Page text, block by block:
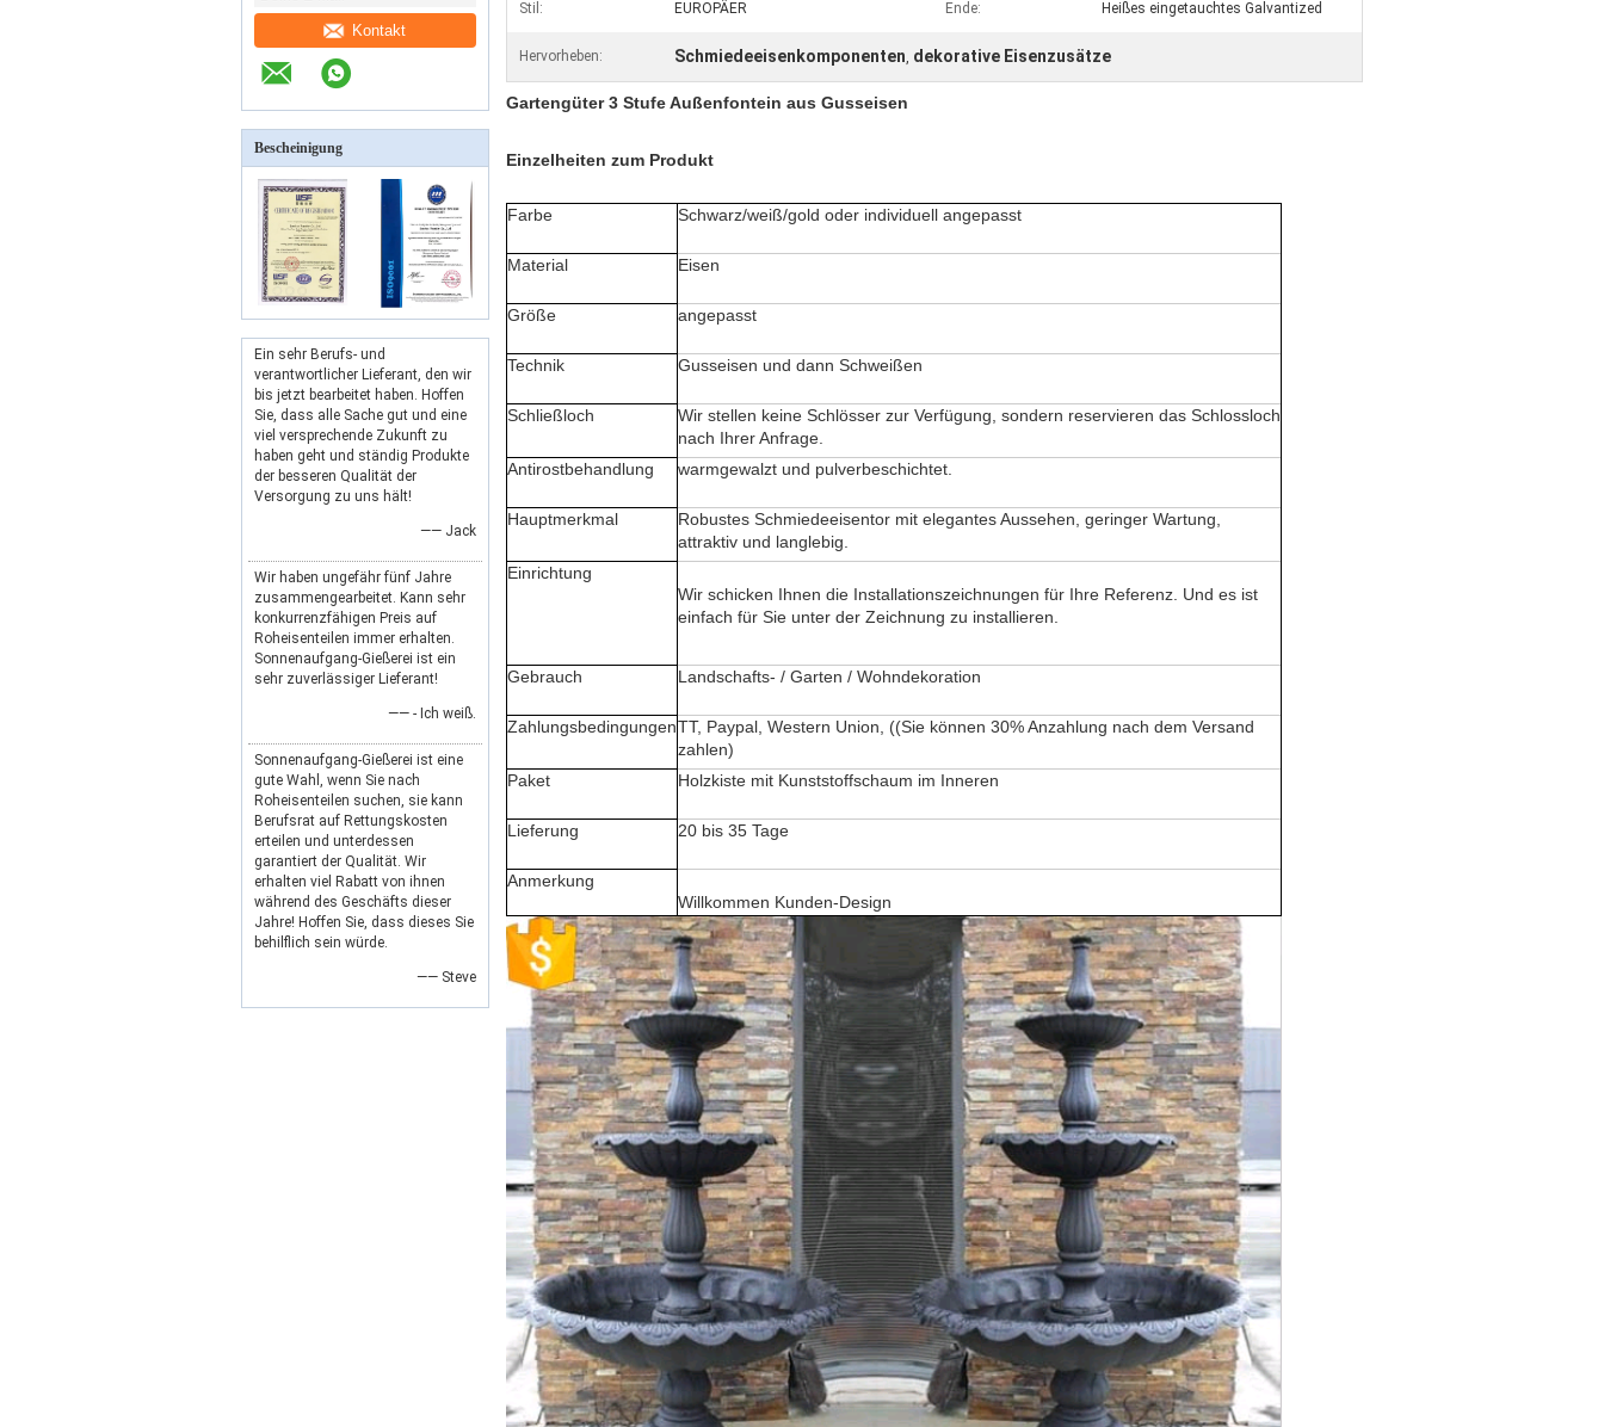
Kontakt
Bescheinigung
Ein sehr Berufs- und
verantwortlicher Lieferant, den wir
bis jetzt bearbeitet haben. Hoffen
Sie, dass alle Sache gut und eine
viel versprechende Zukunft zu
haben geht und ständig Produkte
der besseren Qualität der
Versorgung zu uns hält!
—— Jack
Wir haben ungefähr fünf Jahre
zusammengearbeitet. Kann sehr
konkurrenzfähigen Preis auf
Roheisenteilen immer erhalten.
Sonnenaufgang-Gießerei ist ein
sehr zuverlässiger Lieferant!
—— - Ich weiß.
Sonnenaufgang-Gießerei ist eine
gute Wahl, wenn Sie nach
Roheisenteilen suchen, sie kann
Berufsrat auf Rettungskosten
erteilen und unterdessen
garantiert der Qualität. Wir
erhalten viel Rabatt von ihnen
während des Geschäfts dieser
Jahre! Hoffen Sie, dass dieses Sie
behilflich sein würde.
—— Steve
Stil: EUROPÄER Ende: Heißes eingetauchtes Galvantized
Hervorheben: Schmiedeeisenkomponenten, dekorative Eisenzusätze
Gartengüter 3 Stufe Außenfontein aus Gusseisen
Einzelheiten zum Produkt
Farbe Schwarz/weiß/gold oder individuell angepasst
Material Eisen
Größe angepasst
Technik Gusseisen und dann Schweißen
Schließloch
Wir stellen keine Schlösser zur Verfügung, sondern reservieren das Schlossloch
nach Ihrer Anfrage.
Antirostbehandlung
warmgewalzt und pulverbeschichtet.
Hauptmerkmal
Robustes Schmiedeeisentor mit elegantes Aussehen, geringer Wartung,
attraktiv und langlebig.
Einrichtung
Wir schicken Ihnen die Installationszeichnungen für Ihre Referenz. Und es ist
einfach für Sie unter der Zeichnung zu installieren.
Gebrauch Landschafts- / Garten / Wohndekoration
ZahlungsbedingungenTT, Paypal, Western Union, ((Sie können 30% Anzahlung nach dem Versand
zahlen)
Paket
Holzkiste mit Kunststoffschaum im Inneren
Lieferung 20 bis 35 Tage
Anmerkung
Willkommen Kunden-Design